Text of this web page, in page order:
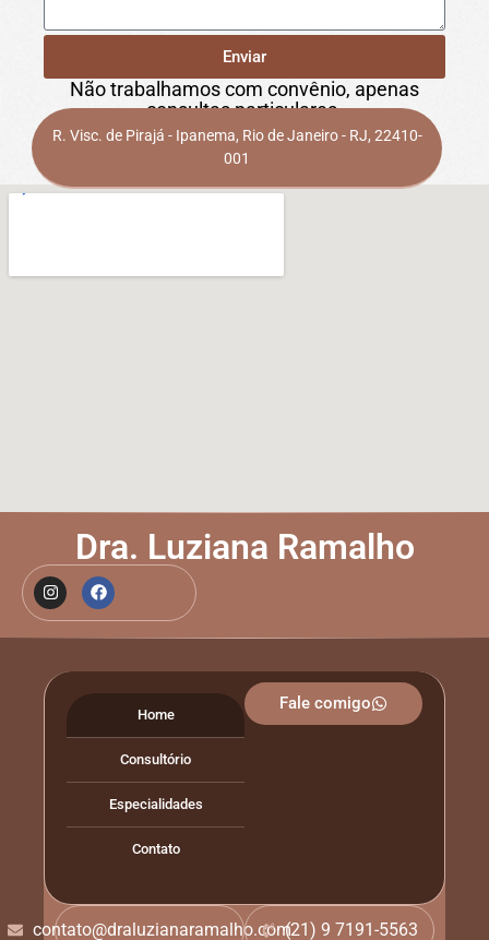
Enviar
Não trabalhamos com convênio, apenas
consultas particulares.
R. Visc. de Pirajá - Ipanema, Rio de Janeiro - RJ, 22410-
001
Dra. Luziana Ramalho
Home
Consultório
Especialidades
Contato
Fale comigo
contato@draluzianaramalho.com(21) 9 7191-5563